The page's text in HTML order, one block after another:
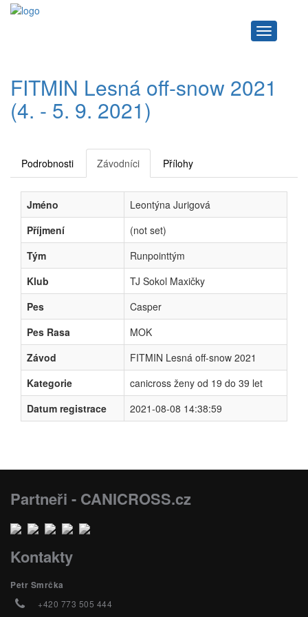
Navigace
FITMIN Lesná off-snow 2021
(4. - 5. 9. 2021)
Podrobnosti Závodníci Přílohy
Jméno
Leontýna Jurigová
Příjmení
(not set)
Tým
Runpointtým
Klub
TJ Sokol Maxičky
Pes
Casper
Pes Rasa
MOK
Závod
FITMIN Lesná off-snow 2021
Kategorie
canicross ženy od 19 do 39 let
Datum registrace
2021-08-08 14:38:59
Partneři - CANICROSS.cz
Kontakty
Petr Smrčka
+420 773 505 444